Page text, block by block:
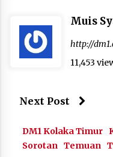
Muis
http://
11,453
Next Post
DM1 Kolaka Timur
Sorotan Temuan